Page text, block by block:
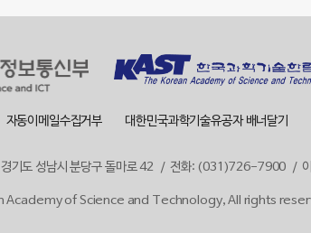
자동이메일수집거부 대한민국과학기술유공자 배너달기
기도 성남시 분당구 돌마로 42 전화: (031)726-7900
Academy of Science and Technology,All rights